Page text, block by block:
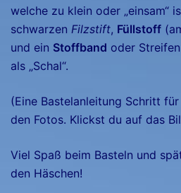
welche zu klein oder „einsam“
schwarzen Filzstift, Füllstoff
und ein Stoffband oder
als „Schal“.
(Eine Bastelanleitung Schritt
den Fotos. Klickst du auf das
Viel Spaß beim Basteln und
den Häschen!